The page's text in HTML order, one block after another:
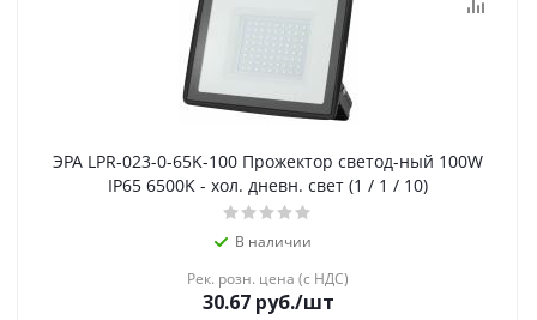
ЭРА LPR-023-0-65K-100 Прожектор светод-ный 100W
IP65 6500K - хол. дневн. свет (1 / 1 / 10)
В наличии
Рек. розн. цена (с НДС)
30.67 руб./шт